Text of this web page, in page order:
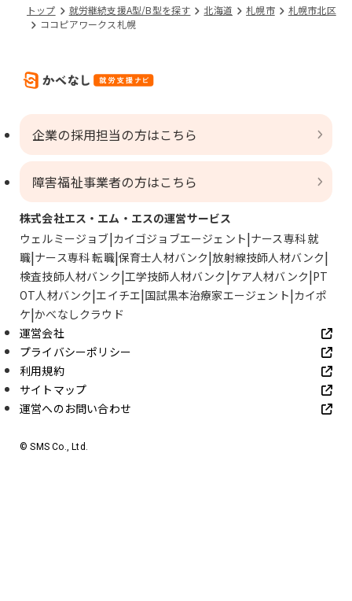
トップ 就労継続支援A型/B型を探す 北海道 札幌市
札幌市北区
ココピアワークス札幌
企業の採用担当の方はこちら
障害福祉事業者の方はこちら
株式会社エス・エム・エスの運営サービス
ウェルミージョブ カイゴジョブエージェント ナース専科 就
職 ナース専科 転職 保育士人材バンク 放射線技師人材バンク
検査技師人材バンク 工学技師人材バンク ケア人材バンク PT
OT人材バンク エイチエ 国試黒本治療家エージェント カイポ
ケ かべなしクラウド
運営会社
プライバシーポリシー
利用規約
サイトマップ
運営へのお問い合わせ
© SMS Co., Ltd.